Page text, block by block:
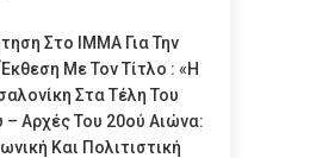
Στο ΙΜΜΑ Για Την
Με Τον Τίτλο : «Η
Στα Τέλη Του
– Αρχές Του 20ού Αιώνα:
Και Πολιτιστική